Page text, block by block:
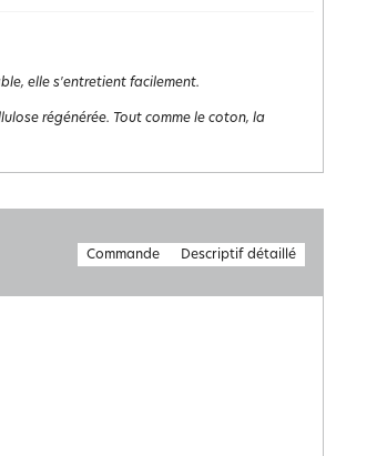
elle s'entretient facilement.
régénérée. Tout comme le coton, la
Commande Descriptif détaillé